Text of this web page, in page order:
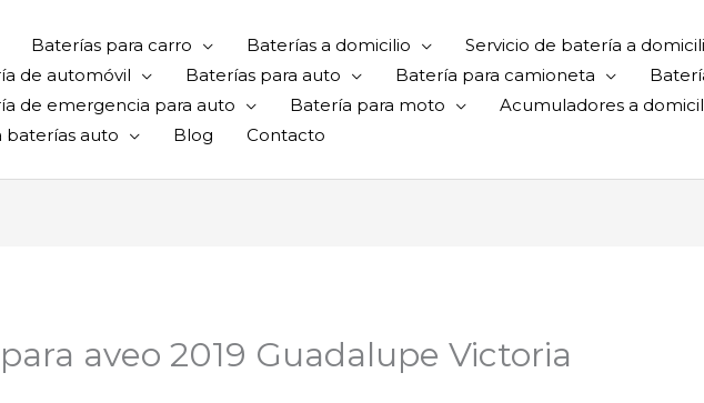
Baterías para carro Baterías a domicilio Servicio de batería a
de automóvil
Baterías para auto Batería para camioneta
de emergencia para auto
Batería para moto Acumuladores a
baterías auto
Blog Contacto
aveo 2019 Guadalupe Victoria